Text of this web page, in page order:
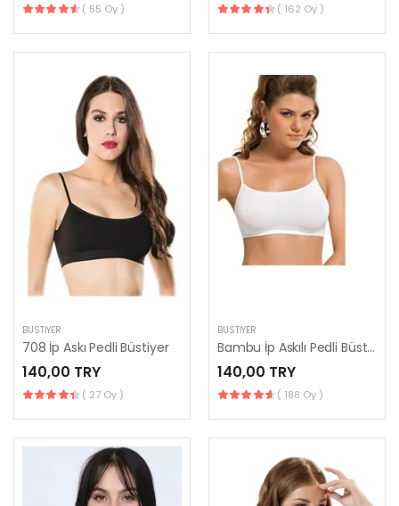
( 55 Oy ) ( 162 Oy )
BUSTIYER
708 İp Askı Pedli Büstiyer
140,00 TRY
( 27 Oy )
BUSTIYER
Bambu İp Askılı Pedli Büstiyer Battal Beden 708-B
140,00 TRY
( 188 Oy )